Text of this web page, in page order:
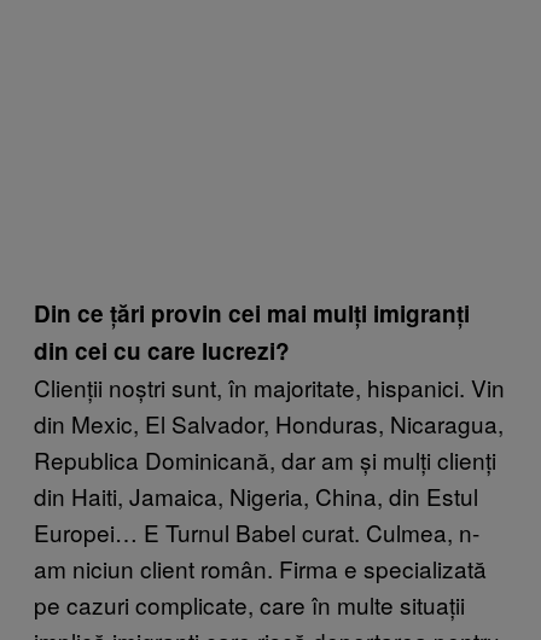
Din ce țări provin cei mai mulți imigranți
din cei cu care lucrezi?
Clienții noștri sunt, în majoritate, hispanici. Vin
din Mexic, El Salvador, Honduras, Nicaragua,
Republica Dominicană, dar am și mulți clienți
din Haiti, Jamaica, Nigeria, China, din Estul
Europei… E Turnul Babel curat. Culmea, n-
am niciun client român. Firma e specializată
pe cazuri complicate, care în multe situații